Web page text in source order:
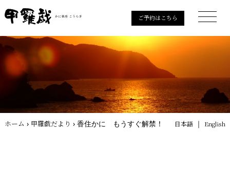
ご予約はこちら
ホーム › 甲羅戯だより ›香住かに もうすぐ解禁！ 日本語 ｜ English